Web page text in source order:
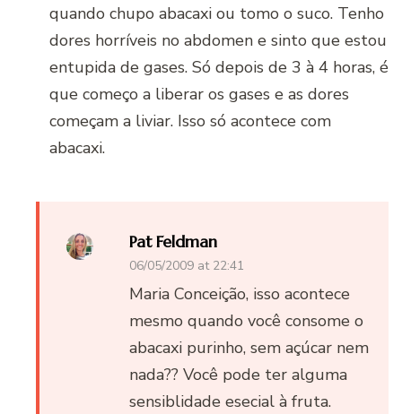
quando chupo abacaxi ou tomo o suco. Tenho
dores horríveis no abdomen e sinto que estou
entupida de gases. Só depois de 3 à 4 horas, é
que começo a liberar os gases e as dores
começam a liviar. Isso só acontece com
abacaxi.
Pat Feldman
06/05/2009 at 22:41
Maria Conceição, isso acontece
mesmo quando você consome o
abacaxi purinho, sem açúcar nem
nada?? Você pode ter alguma
sensiblidade esecial à fruta.